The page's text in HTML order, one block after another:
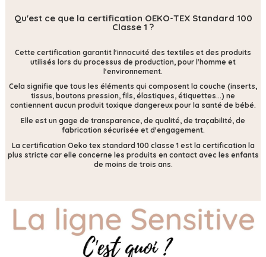
Qu'est ce que la certification OEKO-TEX Standard 100
Classe 1 ?
Cette certification garantit l'innocuité des textiles et des produits
utilisés lors du processus de production, pour l'homme et
l'environnement.
Cela signifie que tous les éléments qui composent la couche (inserts,
tissus, boutons pression, fils, élastiques, étiquettes...) ne
contiennent aucun produit toxique dangereux pour la santé de bébé.
Elle est un gage de transparence, de qualité, de traçabilité, de
fabrication sécurisée et d'engagement.
La certification Oeko tex standard 100 classe 1 est la certification la
plus stricte car elle concerne les produits en contact avec les enfants
de moins de trois ans.